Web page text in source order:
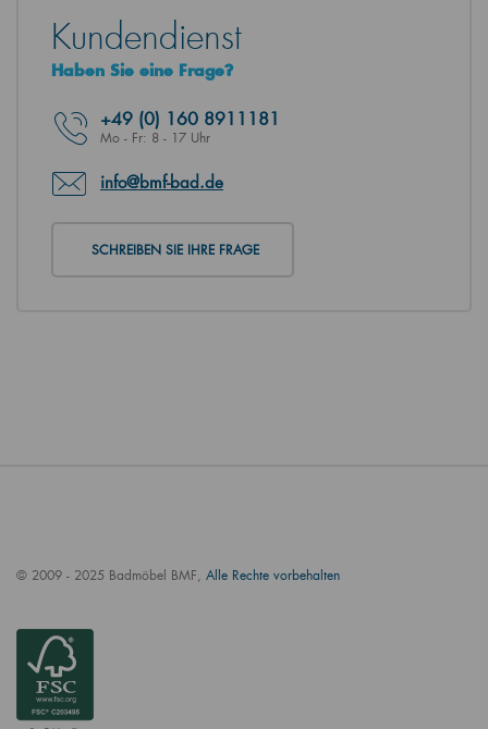
Kundendienst
Haben Sie eine Frage?
+49 (0) 160 8911181
Mo - Fr: 8 - 17 Uhr
info@bmf-bad.de
SCHREIBEN SIE IHRE FRAGE
© 2009 - 2025 Badmöbel BMF, Alle Rechte vorbehalten